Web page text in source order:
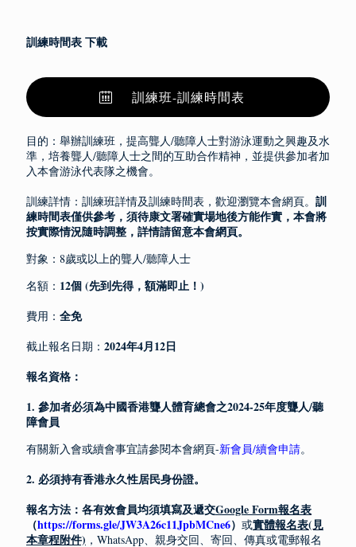
訓練時間表 下載
訓練班-訓練時間表
目的：舉辦訓練班，提高聾人/聽障人士對游泳運動之興趣及水
準，培養聾人/聽障人士之間的互助合作精神，並提供參加者加
入本會游泳代表隊之機會。
訓練詳情：訓練班詳情及訓練時間表，歡迎瀏覽本會網頁。 訓
練時間表僅供參考，須待康文署確實場地後方能作實，本會將
按實際情況隨時調整，詳情請留意本會網頁。
對象：8歲或以上的聾人/聽障人士
名額： 12個 (先到先得，額滿即止！)
費用： 全免
截止報名日期： 2024年4月12日
報名資格：
1. 參加者必須為中國香港聾人體育總會之2024-25年度聾人/聽
障會員
有關新入會或續會事宜請參閱本會網頁-新會員/續會申請。
2. 必須持有香港永久性居民身份證。
報名方法：各有效會員均須填寫及遞交Google Form報名表
（https://forms.gle/JW3A26c11JpbMCne6） 或實體報名表(見
本章程附件) ，WhatsApp、親身交回、寄回、傳真或電郵報名